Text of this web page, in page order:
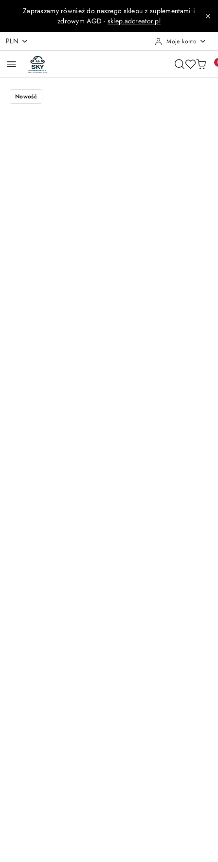
Przejdź do treści głównej
Przejdź do wyszukiwarki
Przejdź do moje konto
Przejdź do menu głównego
Przejdź do opisu produktu
Przejdź do stopki
Zapraszamy również do naszego sklepu z suplementami i
zdrowym AGD - sklep.adcreator.pl
PLN Moje konto
Nowość